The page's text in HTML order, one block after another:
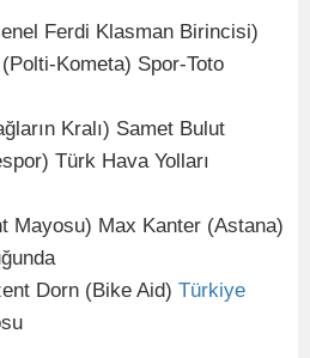
Ferdi Klasman Birincisi)
Kometa) Spor-Toto
Kralı) Samet Bulut
Türk Hava Yolları
Mayosu) Max Kanter (Astana)
Dorn (Bike Aid) Türkiye